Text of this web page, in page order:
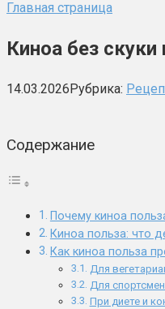
Главная страница
Киноа без
14.03.2026Рубрика:
Содержание
Почему киноа
Киноа польза: что
Как киноа польза
Для
Для
При диете и